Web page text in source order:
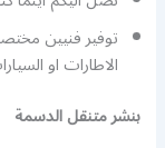
توفير فنيين
الاطارات او
بنشر متنقل الدسمة